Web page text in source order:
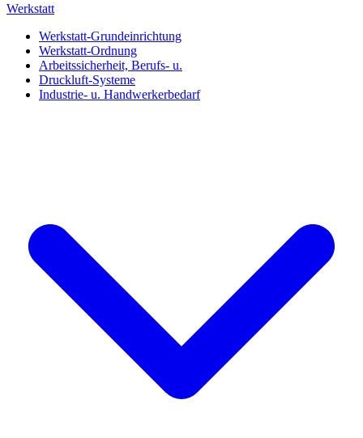
Werkstatt
Werkstatt-Grundeinrichtung
Werkstatt-Ordnung
Arbeitssicherheit, Berufs- u.
Druckluft-Systeme
Industrie- u. Handwerkerbedarf